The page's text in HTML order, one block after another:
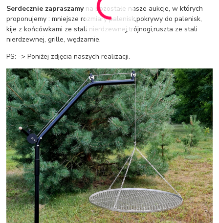
Serdecznie zapraszamyna pozostałe nasze aukcje, w których
proponujemy : mniejsze rozmiary palenisk,pokrywy do palenisk,
kije z końcówkami ze stali nierdzewnej,trójnogi,ruszta ze stali
nierdzewnej, grille, wędzarnie.
PS: -> Poniżej zdjęcia naszych realizacji.